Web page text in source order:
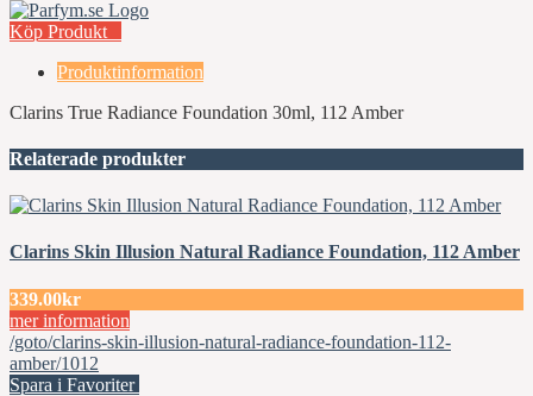
Köp Produkt
Produktinformation
Clarins True Radiance Foundation 30ml, 112 Amber
Relaterade produkter
Clarins Skin Illusion Natural Radiance Foundation, 112 Amber
339.00kr
mer information
/goto/clarins-skin-illusion-natural-radiance-foundation-112-
amber/1012
Spara i Favoriter